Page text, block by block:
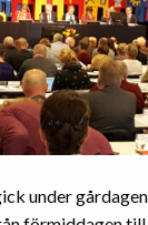
under